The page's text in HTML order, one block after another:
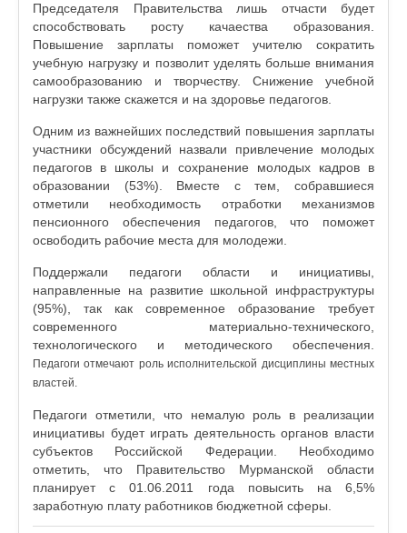
Председателя Правительства лишь отчасти будет
способствовать росту качаества образования.
Повышение зарплаты поможет учителю сократить
учебную нагрузку и позволит уделять больше внимания
самообразованию и творчеству. Снижение учебной
нагрузки также скажется и на здоровье педагогов.
Одним из важнейших последствий повышения зарплаты
участники обсуждений назвали привлечение молодых
педагогов в школы и сохранение молодых кадров в
образовании (53%). Вместе с тем, собравшиеся
отметили необходимость отработки механизмов
пенсионного обеспечения педагогов, что поможет
освободить рабочие места для молодежи.
Поддержали педагоги области и инициативы,
направленные на развитие школьной инфраструктуры
(95%), так как современное образование требует
современного материально-технического,
технологического и методического обеспечения.
Педагоги отмечают роль исполнительской дисциплины местных
властей.
Педагоги отметили, что немалую роль в реализации
инициативы будет играть деятельность органов власти
субъектов Российской Федерации. Необходимо
отметить, что Правительство Мурманской области
планирует с 01.06.2011 года повысить на 6,5%
заработную плату работников бюджетной сферы.